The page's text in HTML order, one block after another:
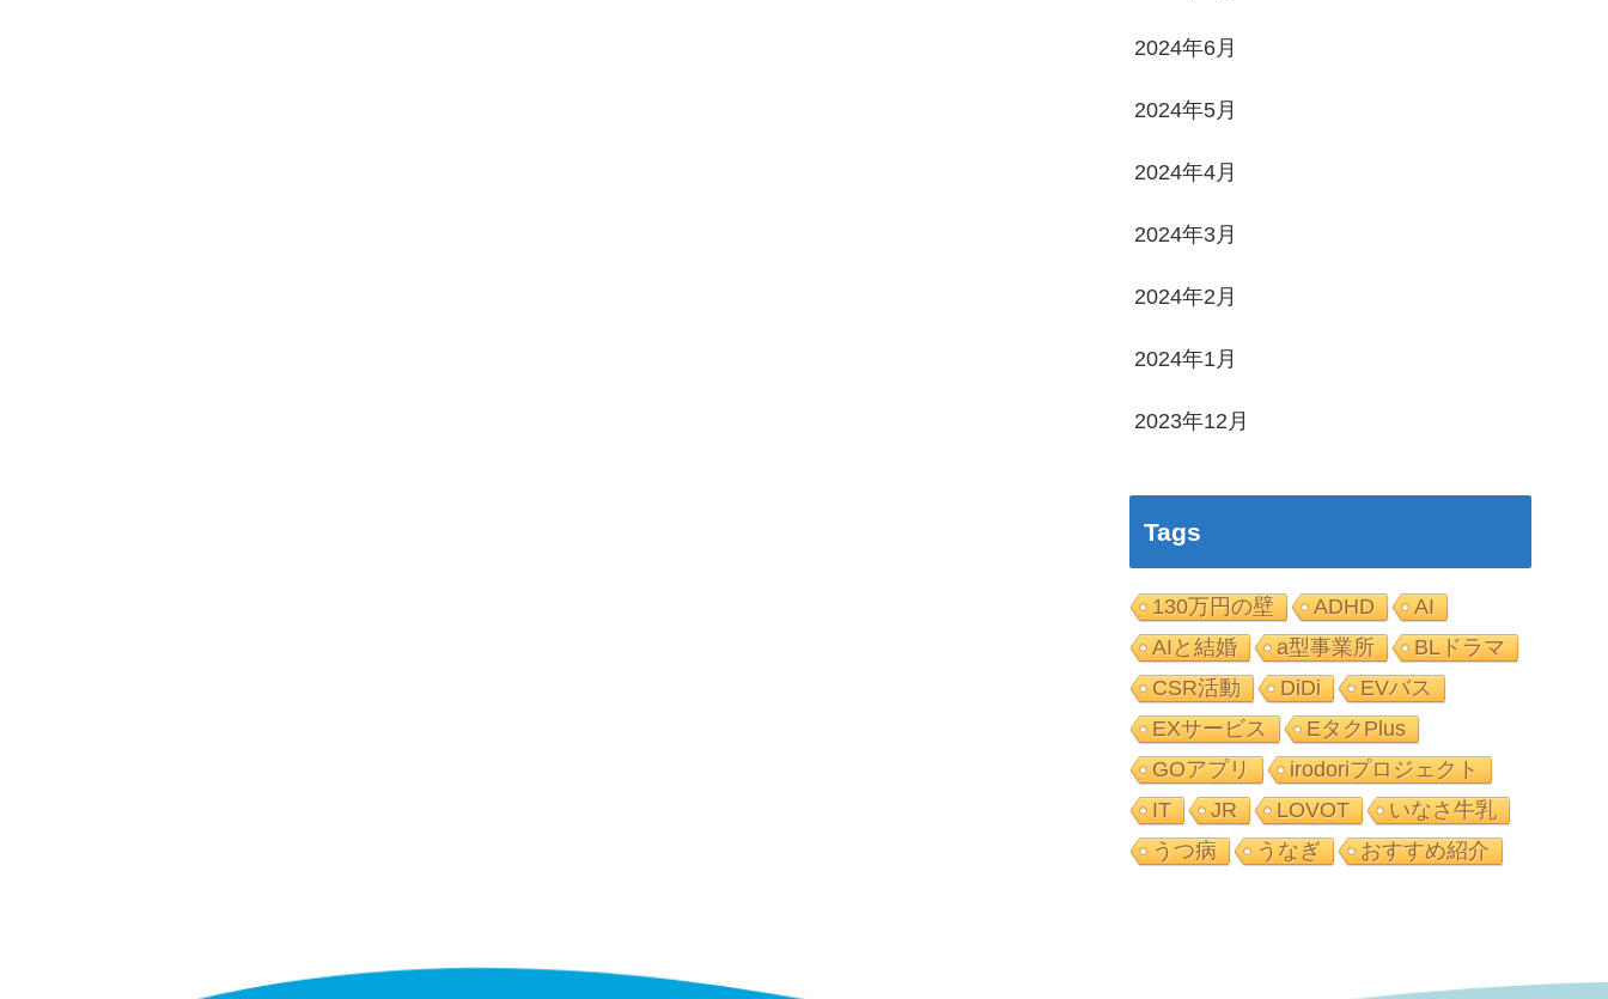
2024年6月
2024年5月
2024年4月
2024年3月
2024年2月
2024年1月
2023年12月
Tags
130万円の壁 ADHD
AI
AIと結婚
a型事業所
BLドラマ
CSR活動
DiDi
EVバス
EXサービス
EタクPlus
GOアプリ
irodoriプロジェクト
IT
JR LOVOT
いなさ牛乳
うつ病
うなぎ おすすめ紹介